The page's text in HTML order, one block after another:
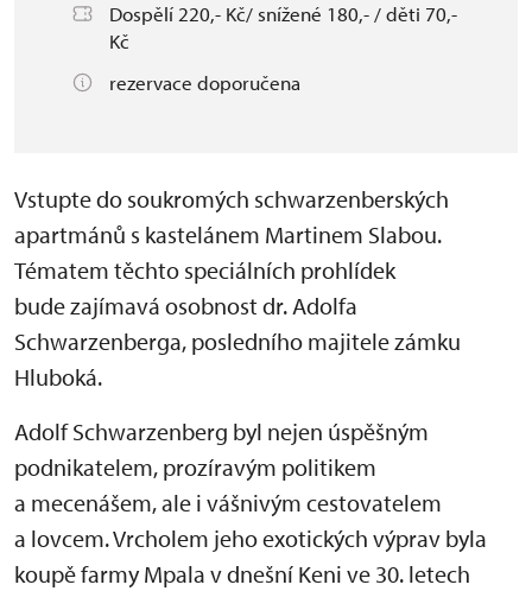
Dospělí 220,- Kč/ snížené 180,- / děti 70,-
Kč
rezervace doporučena
Vstupte do soukromých schwarzenberských
apartmánů s kastelánem Martinem Slabou.
Tématem těchto speciálních prohlídek
bude zajímavá osobnost dr. Adolfa
Schwarzenberga, posledního majitele zámku
Hluboká.
Adolf Schwarzenberg byl nejen úspěšným
podnikatelem, prozíravým politikem
a mecenášem, ale i vášnivým cestovatelem
a lovcem. Vrcholem jeho exotických výprav byla
koupě farmy Mpala v dnešní Keni ve 30. letech